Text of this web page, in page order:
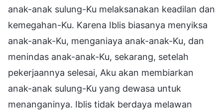
anak-anak sulung-Ku melaksanakan keadilan dan
kemegahan-Ku. Karena Iblis biasanya menyiksa
anak-anak-Ku, menganiaya anak-anak-Ku, dan
menindas anak-anak-Ku, sekarang, setelah
pekerjaannya selesai, Aku akan membiarkan
anak-anak sulung-Ku yang dewasa untuk
menanganinya. Iblis tidak berdaya melawan